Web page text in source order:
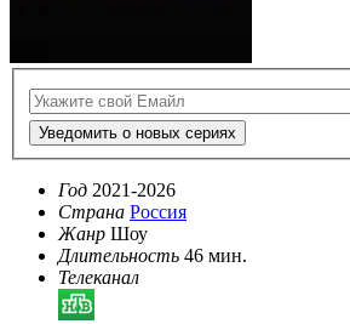
Уведомить о новых сериях
Год 2021-2026
Страна Россия
Жанр Шоу
Длительность 46 мин.
Телеканал